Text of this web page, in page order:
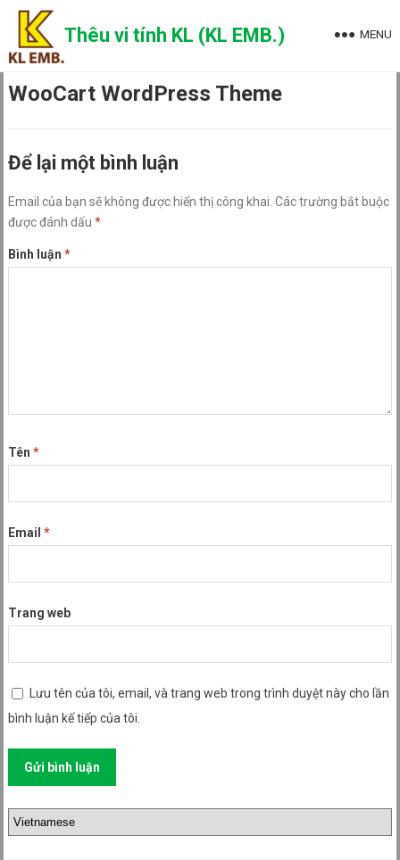
Skip
content
Thêu vi tính KL (KL EMB.) MENU
WooCart WordPress Theme
Để lại một bình luận
Email của bạn sẽ không được hiển thị công khai. Các trường bắt buộc
được đánh dấu *
Bình luận *
Tên *
Email *
Trang web
Lưu tên của tôi, email, và trang web trong trình duyệt này cho lần
bình luận kế tiếp của tôi.